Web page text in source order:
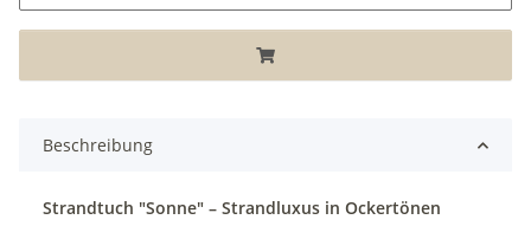
Beschreibung
Strandtuch "Sonne" – Strandluxus in Ockertönen